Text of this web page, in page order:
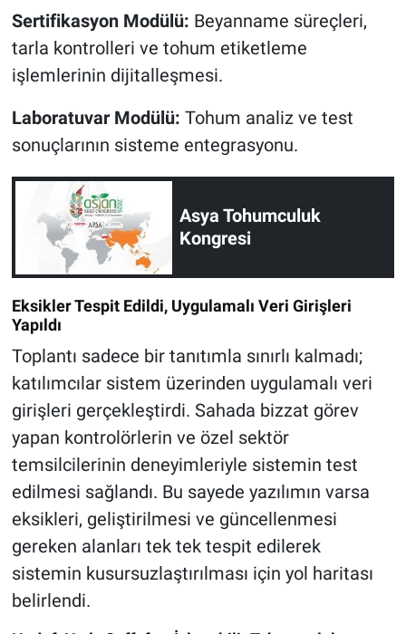
Sertifikasyon Modülü: Beyanname süreçleri,
tarla kontrolleri ve tohum etiketleme
işlemlerinin dijitalleşmesi.
Laboratuvar Modülü: Tohum analiz ve test
sonuçlarının sisteme entegrasyonu.
Asya Tohumculuk
Kongresi
Eksikler Tespit Edildi, Uygulamalı Veri Girişleri
Yapıldı
Toplantı sadece bir tanıtımla sınırlı kalmadı;
katılımcılar sistem üzerinden uygulamalı veri
girişleri gerçekleştirdi. Sahada bizzat görev
yapan kontrolörlerin ve özel sektör
temsilcilerinin deneyimleriyle sistemin test
edilmesi sağlandı. Bu sayede yazılımın varsa
eksikleri, geliştirilmesi ve güncellenmesi
gereken alanları tek tek tespit edilerek
sistemin kusursuzlaştırılması için yol haritası
belirlendi.